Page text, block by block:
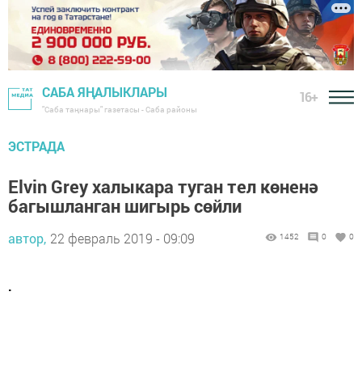
САБА ЯҢАЛЫКЛАРЫ
"Саба таңнары" газетасы - Саба районы
16+
ЭСТРАДА
Elvin Grey халыкара туган тел көненә
багышланган шигырь сөйли
автор, 22 февраль 2019 - 09:09 1452 0 0
.